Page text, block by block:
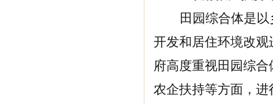
田园综合体是
开发和居住环境改
府高度重视田园综
农企扶持等方面，